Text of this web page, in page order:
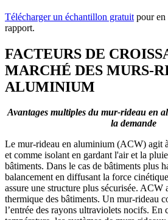
Télécharger un échantillon gratuit pour en
rapport.
FACTEURS DE
MARCHÉ DES MURS-
ALUMINIUM
Avantages multiples du mur-rideau en
la demande
Le mur-rideau en aluminium (ACW) agit
et comme isolant en gardant l'air et la
bâtiments. Dans le cas de bâtiments plus
balancement en diffusant la force
assure une structure plus sécurisée. ACW
thermique des bâtiments. Un mur-rideau
l’entrée des rayons ultraviolets nocifs. En